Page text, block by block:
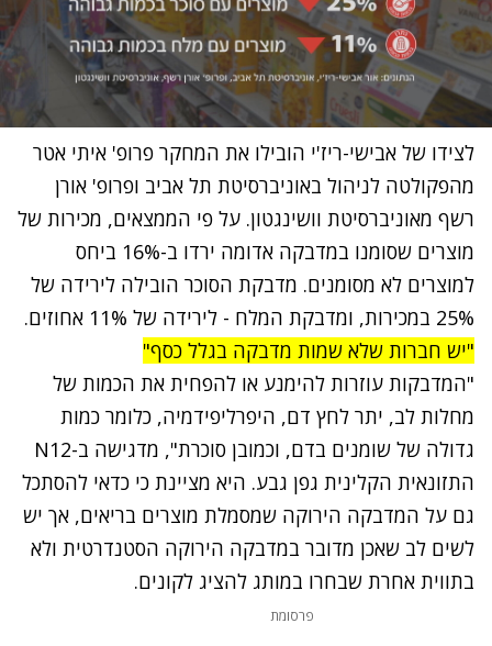
לצידו של אבישי-ריז'י הובילו את המחקר פרופ' איתי אטר
מהפקולטה לניהול באוניברסיטת תל אביב ופרופ' אורן
רשף מאוניברסיטת וושינגטון. על פי הממצאים, מכירות של
מוצרים שסומנו במדבקה אדומה ירדו ב-16% ביחס
למוצרים לא מסומנים. מדבקת הסוכר הובילה לירידה של
25% במכירות, ומדבקת המלח - לירידה של 11% אחוזים
.
"יש חברות שלא שמות מדבקה בגלל כסף"
"המדבקות עוזרות להימנע או להפחית את הכמות של
מחלות לב, יתר לחץ דם, היפרליפידמיה, כלומר כמות
גדולה של שומנים בדם, וכמובן סוכרת", מדגישה ב-N12
התזונאית הקלינית גפן גבע. היא מציינת כי כדאי להסתכל
גם על המדבקה הירוקה שמסמלת מוצרים בריאים, אך יש
לשים לב שאכן מדובר במדבקה הירוקה הסטנדרטית ולא
בתווית אחרת שבחרו במותג להציג לקונים.
פרסומת